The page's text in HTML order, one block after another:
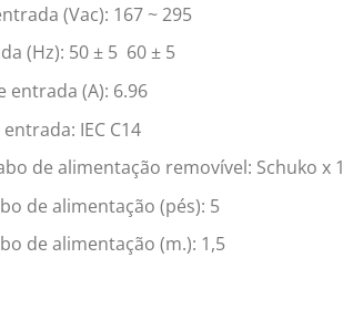
(Vac): 167 ~ 295
(Hz): 50 ± 5 60 ± 5
entrada (A): 6.96
IEC C14
de alimentação removível: Schuko x 1
de alimentação (pés): 5
de alimentação (m.): 1,5